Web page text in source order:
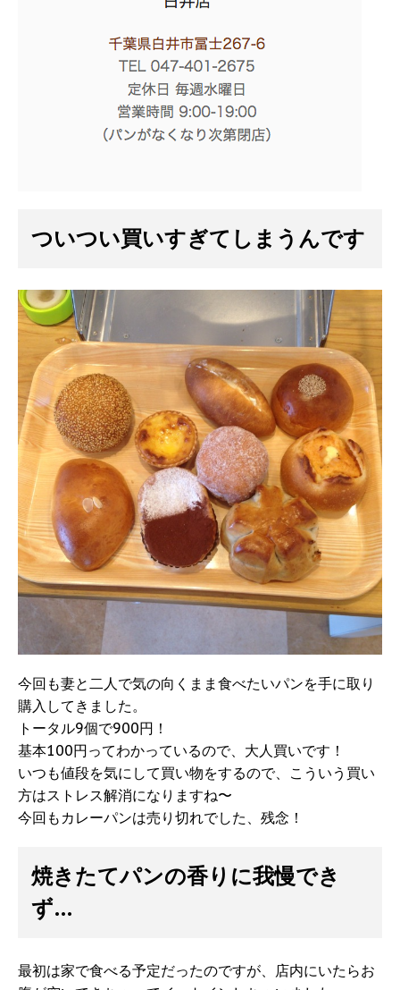
ついつい買いすぎてしまうんです
今回も妻と二人で気の向くまま食べたいパンを手に取り
購入してきました。
トータル9個で900円！
基本100円ってわかっているので、大人買いです！
いつも値段を気にして買い物をするので、こういう買い
方はストレス解消になりますね〜
今回もカレーパンは売り切れでした、残念！
焼きたてパンの香りに我慢でき
ず…
最初は家で食べる予定だったのですが、店内にいたらお